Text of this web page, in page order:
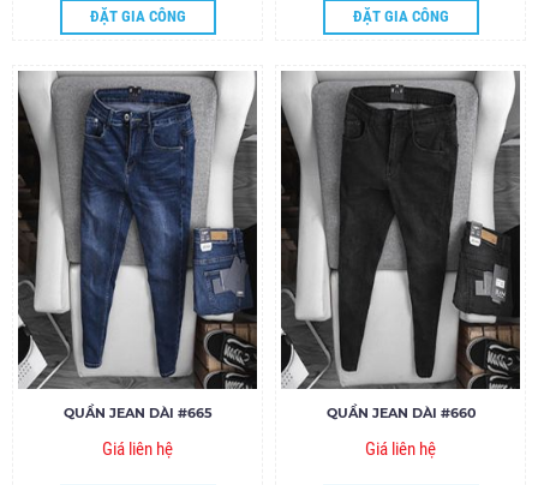
ĐẶT GIA CÔNG ĐẶT GIA CÔNG
QUẦN JEAN DÀI #665
Giá liên hệ
QUẦN JEAN DÀI #660
Giá liên hệ